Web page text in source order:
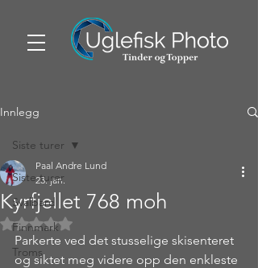
Innlegg
Siste turer
Svalbard
Finnmark
Troms
Siste turer
Kyrfjellet 768 moh
Paal Andre Lund
23. jan.
Gitt NaN av 5 stjerner.
Parkerte ved det stusselige skisenteret
og siktet meg videre opp den enkleste